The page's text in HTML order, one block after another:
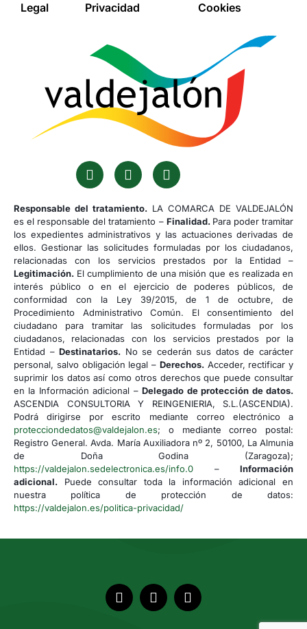
Legal
Privacidad
Cookies
Responsable del tratamiento. LA COMARCA DE VALDEJALÓN
es el responsable del tratamiento – Finalidad. Para poder tramitar
los expedientes administrativos y las actuaciones derivadas de
ellos. Gestionar las solicitudes formuladas por los ciudadanos,
relacionadas con los servicios prestados por la Entidad –
Legitimación. El cumplimiento de una misión que es realizada en
interés público o en el ejercicio de poderes públicos, de
conformidad con la Ley 39/2015, de 1 de octubre, de
Procedimiento Administrativo Común. El consentimiento del
ciudadano para tramitar las solicitudes formuladas por los
ciudadanos, relacionadas con los servicios prestados por la
Entidad –Destinatarios. No se cederán sus datos de carácter
personal, salvo obligación legal – Derechos.Acceder, rectificar y
suprimir los datos así como otros derechos que puede consultar
en la Información adicional –Delegado de protección de datos.
ASCENDIA CONSULTORIA Y REINGENIERIA, S.L.(ASCENDIA).
Podrá dirigirse por escrito mediante correo electrónico a
protecciondedatos@valdejalon.es; o mediante correo postal:
Registro General. Avda. María Auxiliadora nº 2, 50100, La Almunia
de Doña Godina (Zaragoza);
https://valdejalon.sedelectronica.es/info.0 – Información
adicional. Puede consultar toda la información adicional en
nuestra política de protección de datos:
https://valdejalon.es/politica-privacidad/